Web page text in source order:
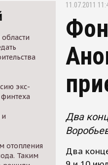
экс-
отопления
Таким
11.07.2011
Два
Два